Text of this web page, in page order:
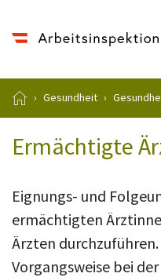
Gesundheit
Ermächtigte
Eignungs- und
ermächtigten
Ärzten
Vorgangsweise bei